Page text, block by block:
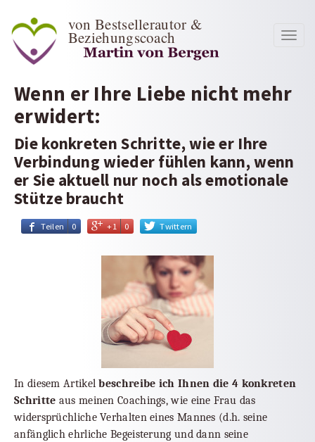
von Bestsellerautor &
Beziehungscoach
Wenn er Ihre Liebe nicht mehr
erwidert:
Die konkreten Schritte, wie er Ihre
Verbindung wieder fühlen kann, wenn
er Sie aktuell nur noch als emotionale
Stütze braucht
Teilen 0 +1 0 Twittern
In diesem Artikelbeschreibe ich Ihnen die 4 konkreten
Schritte aus meinen Coachings, wie eine Frau das
widersprüchliche Verhalten eines Mannes (d.h. seine
anfänglich ehrliche Begeisterung und dann seine